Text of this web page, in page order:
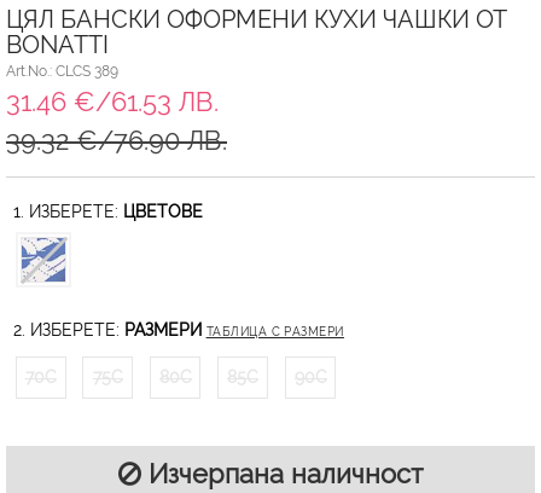
ЦЯЛ БАНСКИ ОФОРМЕНИ КУХИ ЧАШКИ ОТ
BONATTI
Art.No.: CLCS 389
31.46 €/61.53 ЛВ.
39.32 €/76.90 ЛВ.
1. ИЗБЕРЕТЕ: ЦВЕТОВЕ
2. ИЗБЕРЕТЕ: РАЗМЕРИ ТАБЛИЦА С РАЗМЕРИ
70C 75C 80C 85C 90C
Изчерпана наличност